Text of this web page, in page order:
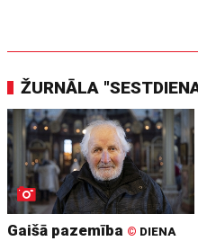
ŽURNĀLA
Gaišā pazemība © DIENA